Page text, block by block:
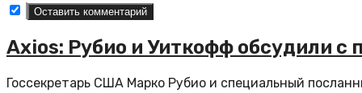
Axios: Рубио и Уиткофф обсудили
Госсекретарь США Марко Рубио и специальный